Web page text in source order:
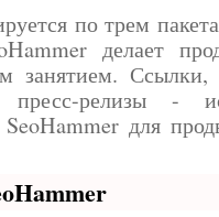
по трем
делает
занятием. Ссылки,
пресс-релизы -
для